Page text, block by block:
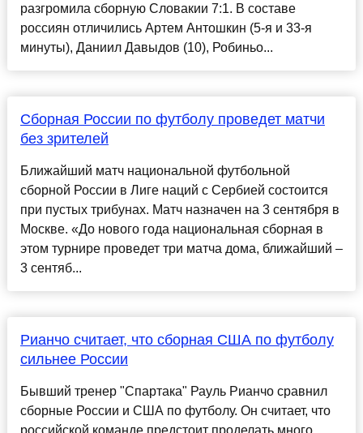
разгромила сборную Словакии 7:1. В составе
россиян отличились Артем Антошкин (5-я и 33-я
минуты), Даниил Давыдов (10), Робиньо...
Сборная России по футболу проведет матчи
без зрителей
Ближайший матч национальной футбольной
сборной России в Лиге наций с Сербией состоится
при пустых трибунах. Матч назначен на 3 сентября в
Москве. «До нового года национальная сборная в
этом турнире проведет три матча дома, ближайший –
3 сентяб...
Рианчо считает, что сборная США по футболу
сильнее России
Бывший тренер "Спартака" Рауль Рианчо сравнил
сборные России и США по футболу. Он считает, что
российской команде предстоит проделать много